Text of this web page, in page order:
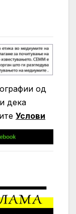
од
дека
Услови